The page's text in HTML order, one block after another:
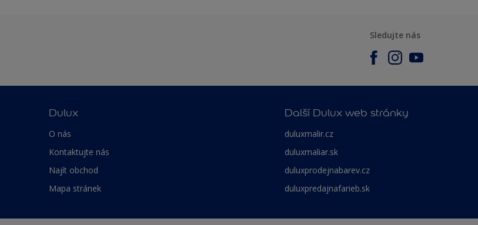
Sledujte nás
Dulux
O nás
Kontaktujte nás
Najít obchod
Mapa stránek
Další Dulux web stránky
duluxmalir.cz
duluxmaliar.sk
duluxprodejnabarev.cz
duluxpredajnafarieb.sk